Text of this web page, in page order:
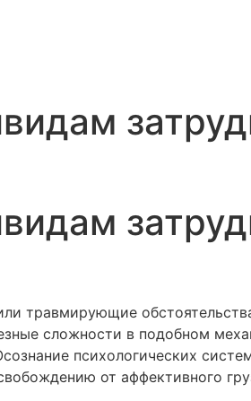
травмирующие
сложности в подобном
психологических
от аффективного